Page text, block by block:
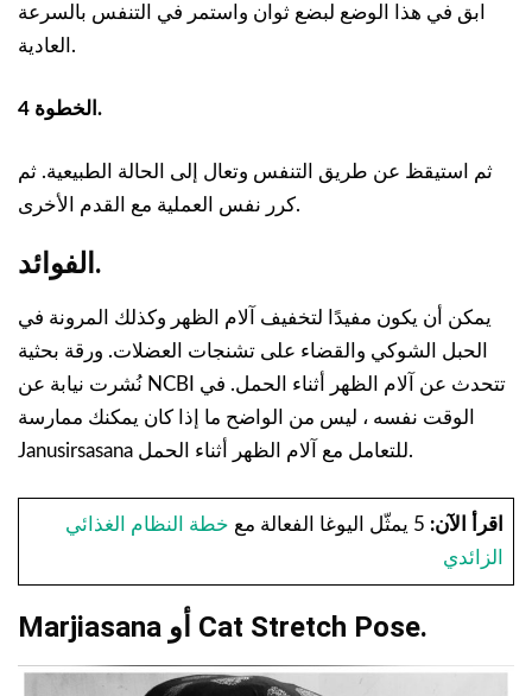
ابق في هذا الوضع لبضع ثوان واستمر في التنفس بالسرعة
العادية.
الخطوة 4.
ثم استيقظ عن طريق التنفس وتعال إلى الحالة الطبيعية. ثم
كرر نفس العملية مع القدم الأخرى.
الفوائد.
يمكن أن يكون مفيدًا لتخفيف آلام الظهر وكذلك المرونة في
الحبل الشوكي والقضاء على تشنجات العضلات. ورقة بحثية
نُشرت نيابة عن NCBI تتحدث عن آلام الظهر أثناء الحمل. في
الوقت نفسه ، ليس من الواضح ما إذا كان يمكنك ممارسة
Janusirsasana للتعامل مع آلام الظهر أثناء الحمل.
اقرأ الآن:
خطة النظام الغذائي
الزائدي
Marjiasana أو Cat Stretch Pose.